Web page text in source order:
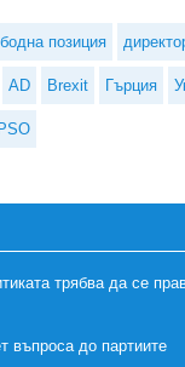
позиция
AD Brexit Гърция
трябва да се
въпроса до партиите